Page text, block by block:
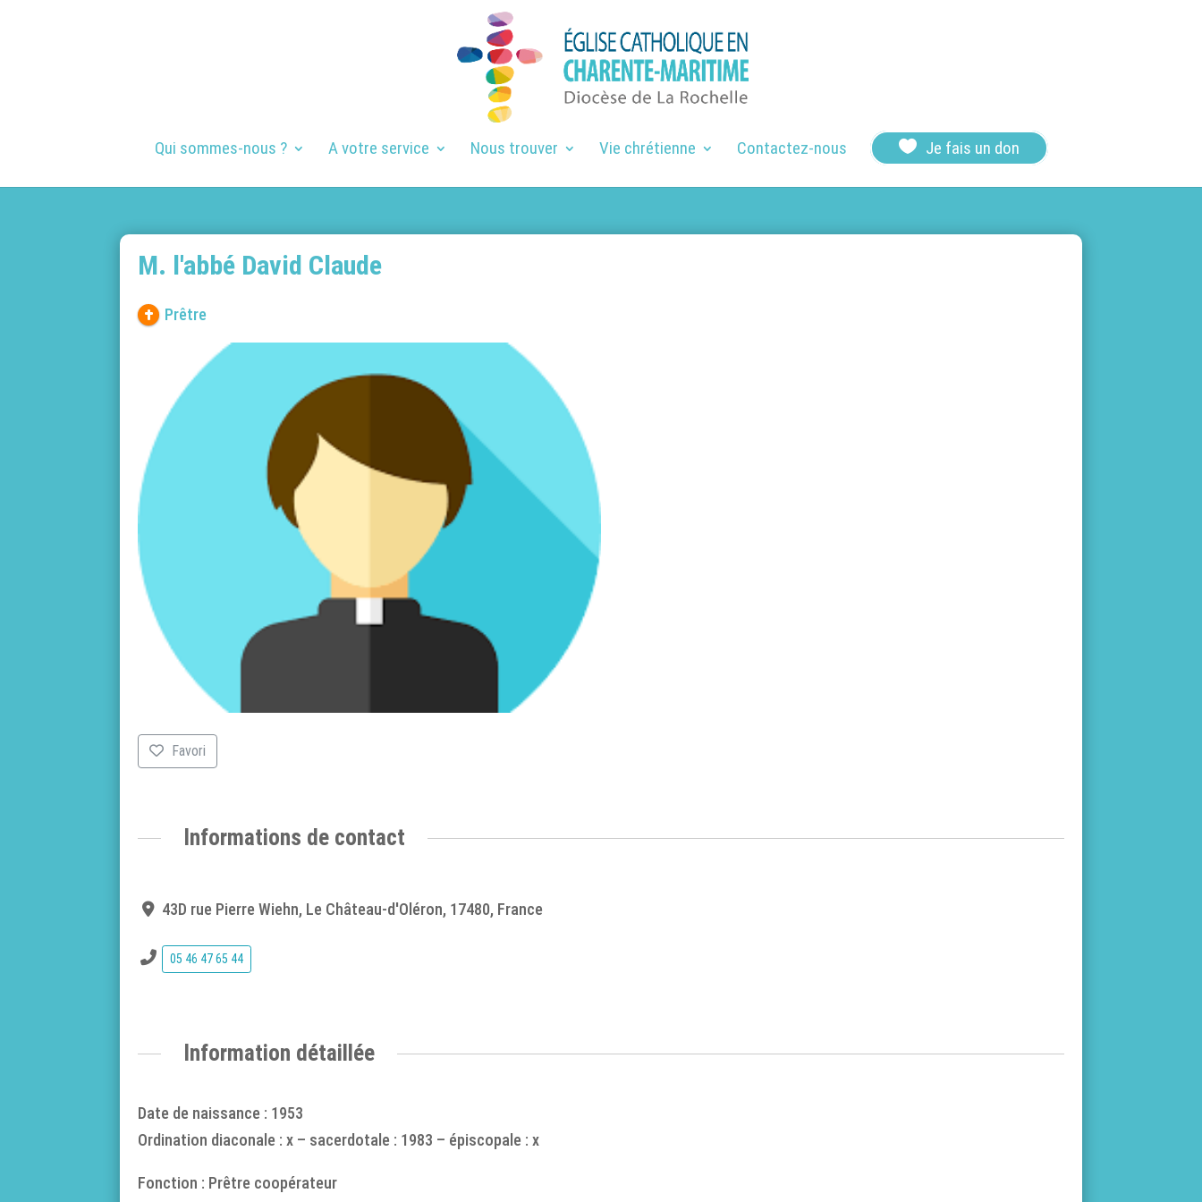
Qui sommes-nous ? A votre service Nous trouver Vie chrétienne Contactez-nous  Je fais un don
M. l'abbé David Claude
Prêtre
Favori
Informations de contact
43D rue Pierre Wiehn, Le Château-d'Oléron, 17480, France
05 46 47 65 44
Information détaillée
Date de naissance : 1953
Ordination diaconale : x – sacerdotale : 1983 – épiscopale : x
Fonction : Prêtre coopérateur